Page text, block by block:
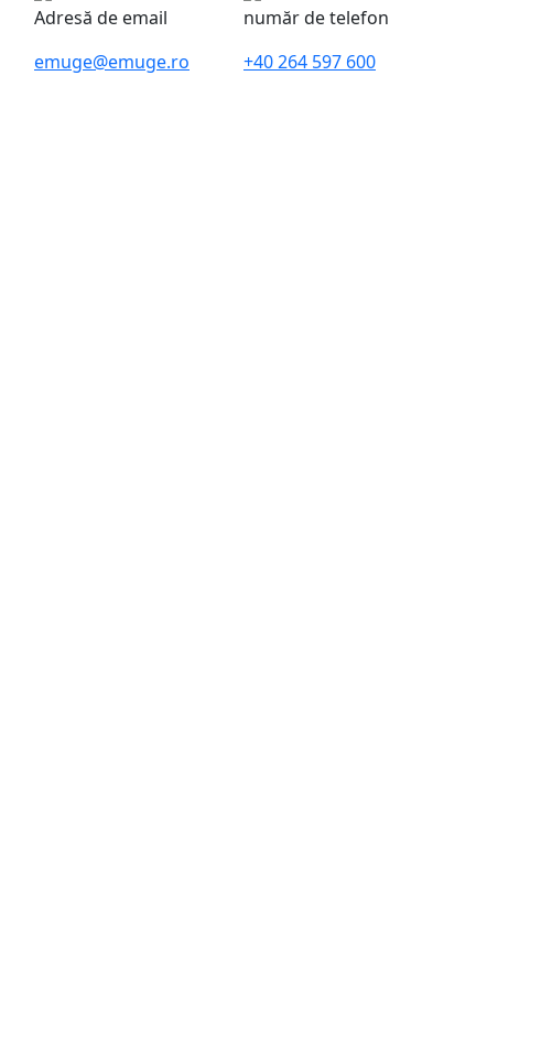
Adresă de email
emuge@emuge.ro
număr de telefon
+40 264 597 600